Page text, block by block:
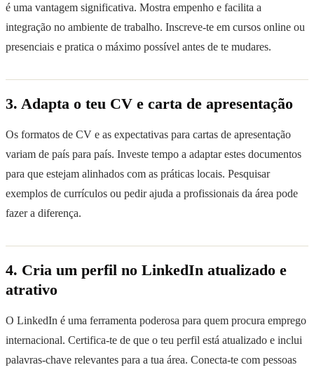
é uma vantagem significativa. Mostra empenho e facilita a
integração no ambiente de trabalho. Inscreve-te em cursos online ou
presenciais e pratica o máximo possível antes de te mudares.
3. Adapta o teu CV e carta de apresentação
Os formatos de CV e as expectativas para cartas de apresentação
variam de país para país. Investe tempo a adaptar estes documentos
para que estejam alinhados com as práticas locais. Pesquisar
exemplos de currículos ou pedir ajuda a profissionais da área pode
fazer a diferença.
4. Cria um perfil no LinkedIn atualizado e
atrativo
O LinkedIn é uma ferramenta poderosa para quem procura emprego
internacional. Certifica-te de que o teu perfil está atualizado e inclui
palavras-chave relevantes para a tua área. Conecta-te com pessoas